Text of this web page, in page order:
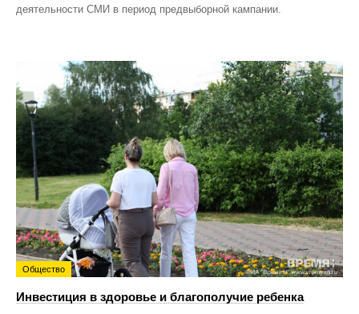
деятельности СМИ в период предвыборной кампании.
Общество
Инвестиция в здоровье и благополучие ребенка